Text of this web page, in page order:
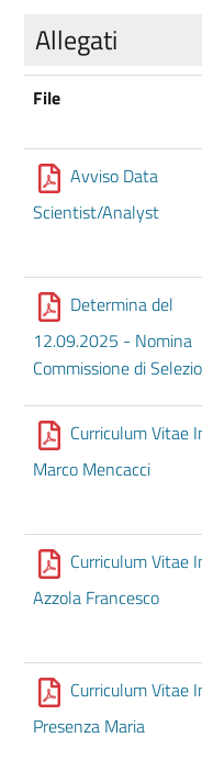
Allegati
File
Avviso Data
Scientist/Analyst
Determina del
12.09.2025 - Nomina
Commissione di
Curriculum Vitae
Marco Mencacci
Curriculum Vitae
Azzola Francesco
Curriculum Vitae
Presenza Maria